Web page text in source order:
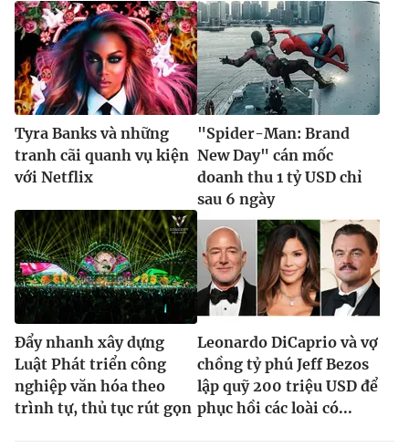
Tyra Banks và những
tranh cãi quanh vụ kiện
với Netflix
"Spider-Man: Brand
New Day" cán mốc
doanh thu 1 tỷ USD chỉ
sau 6 ngày
Đẩy nhanh xây dựng
Luật Phát triển công
nghiệp văn hóa theo
trình tự, thủ tục rút gọn
Leonardo DiCaprio và vợ
chồng tỷ phú Jeff Bezos
lập quỹ 200 triệu USD để
phục hồi các loài có...